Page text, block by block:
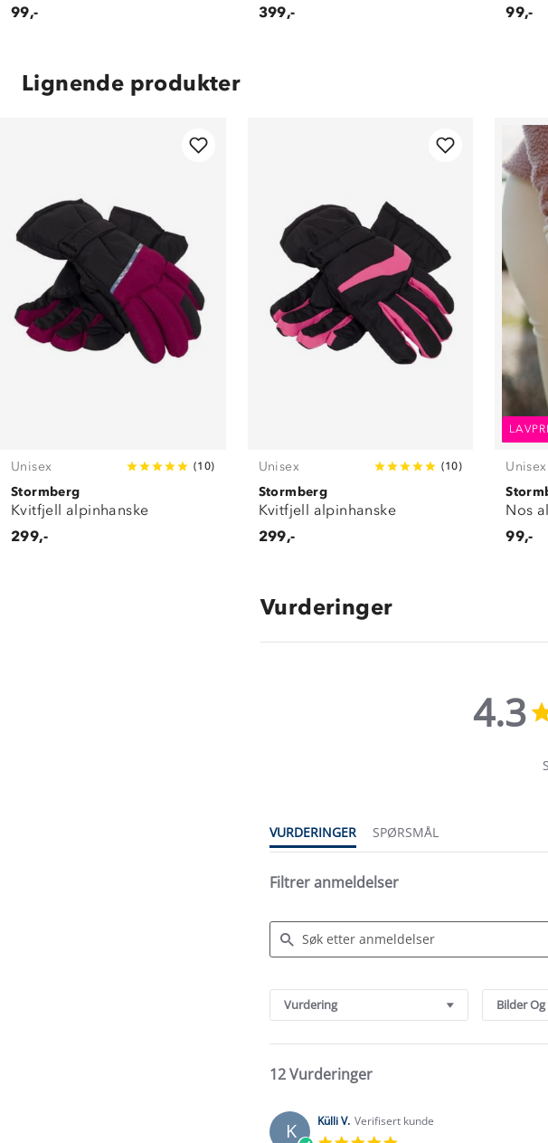
99,-
399,-
99,-
Lignende produkter
Unisex (10)
Stormberg
Kvitfjell alpinhanske
299,-
Unisex (10)
Stormberg
Kvitfjell alpinhanske
299,-
Unisex
Nos
99,-
Vurderinger
4.3
VURDERINGER
SPØRSMÅL
Filtrer anmeldelser
Reviews
Vurdering Bilder
12 Vurderinger
K Külli V. Verifisert kunde